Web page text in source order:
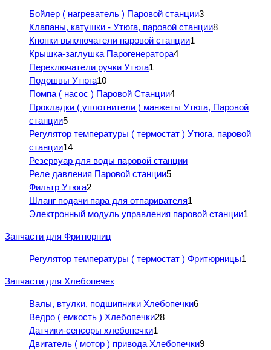
Бойлер ( нагреватель ) Паровой станции3
Клапаны, катушки - Утюга, паровой станции8
Кнопки выключатели паровой станции1
Крышка-заглушка Парогенератора4
Переключатели ручки Утюга1
Подошвы Утюга10
Помпа ( насос ) Паровой Станции4
Прокладки ( уплотнители ) манжеты Утюга, Паровой
станции5
Регулятор температуры ( термостат ) Утюга, паровой
станции14
Резервуар для воды паровой станции
Реле давления Паровой станции5
Фильтр Утюга2
Шланг подачи пара для отпаривателя1
Электронный модуль управления паровой станции1
Запчасти для Фритюрниц
Регулятор температуры ( термостат ) Фритюрницы1
Запчасти для Хлебопечек
Валы, втулки, подшипники Хлебопечки6
Ведро ( емкость ) Хлебопечки28
Датчики-сенсоры хлебопечки1
Двигатель ( мотор ) привода Хлебопечки9